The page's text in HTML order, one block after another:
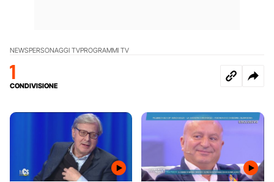
NEWSPERSONAGGI TVPROGRAMMI TV
1
CONDIVISIONE